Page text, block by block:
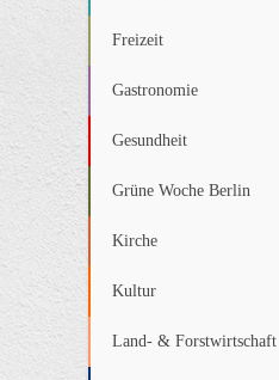
Freizeit
Gastronomie
Gesundheit
Grüne Woche Berlin
Kirche
Kultur
Land- & Forstwirtschaft